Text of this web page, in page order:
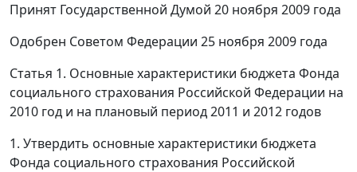
Принят Государственной Думой 20 ноября 2009 года
Одобрен Советом Федерации 25 ноября 2009 года
Статья 1. Основные характеристики бюджета Фонда
социального страхования Российской Федерации на
2010 год и на плановый период 2011 и 2012 годов
1. Утвердить основные характеристики бюджета
Фонда социального страхования Российской